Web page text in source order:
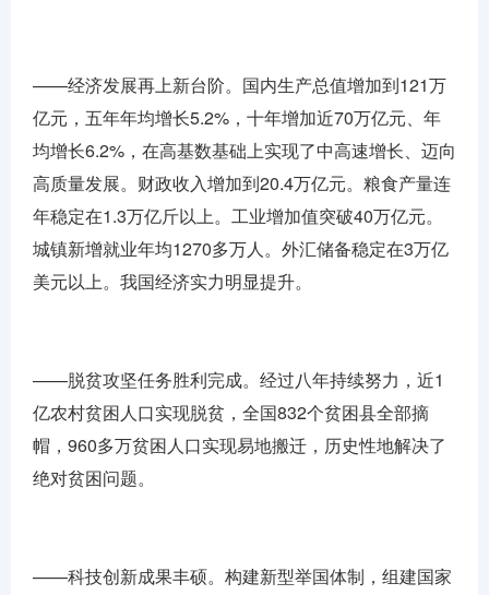
——经济发展再上新台阶。国内生产总值增加到121万
亿元，五年年均增长5.2%，十年增加近70万亿元、年
均增长6.2%，在高基数基础上实现了中高速增长、迈向
高质量发展。财政收入增加到20.4万亿元。粮食产量连
年稳定在1.3万亿斤以上。工业增加值突破40万亿元。
城镇新增就业年均1270多万人。外汇储备稳定在3万亿
美元以上。我国经济实力明显提升。
——脱贫攻坚任务胜利完成。经过八年持续努力，近1
亿农村贫困人口实现脱贫，全国832个贫困县全部摘
帽，960多万贫困人口实现易地搬迁，历史性地解决了
绝对贫困问题。
——科技创新成果丰硕。构建新型举国体制，组建国家